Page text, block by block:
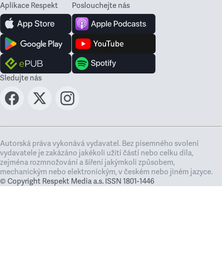
Aplikace Respekt Poslouchejte nás
Sledujte nás
Autorská práva vykonává vydavatel. Bez písemného svolení
vydavatele je zakázáno jakékoli užití částí nebo celku díla,
zejména rozmnožování a šíření jakýmkoli způsobem,
mechanickým nebo elektronickým, v českém nebo jiném jazyce.
© Copyright Respekt Media a.s. ISSN 1801-1446